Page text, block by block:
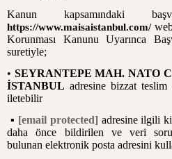
Kanun kapsamındaki
https://www.maisaistanbul.com/
Korunması Kanunu Uyarınca
suretiyle;
• SEYRANTEPE MAH. NATO
İSTANBUL adresine bizzat
iletebilir
▪ [email protected] adresine ilgili
daha önce bildirilen ve veri
bulunan elektronik posta adresini